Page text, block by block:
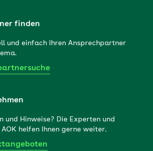
finden
und einfach Ihren Ansprechpartner
und Hinweise? Die Experten und
helfen Ihnen gerne weiter.